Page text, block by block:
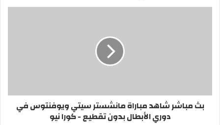
بث مباشر شاهد مباراة مانشستر سيتي ويوفنتوس في
دوري الأبطال بدون تقطيع - كورا نيو